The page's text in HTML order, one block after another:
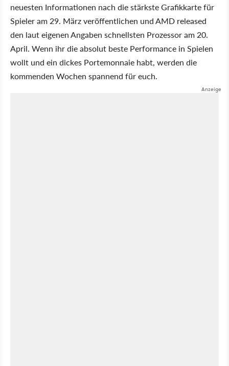
neuesten Informationen nach die stärkste Grafikkarte für
Spieler am 29. März veröffentlichen und AMD released
den laut eigenen Angaben schnellsten Prozessor am 20.
April. Wenn ihr die absolut beste Performance in Spielen
wollt und ein dickes Portemonnaie habt, werden die
kommenden Wochen spannend für euch.